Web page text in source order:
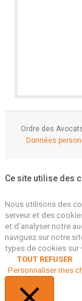
Ordre des
Données
Ce site utilise des
Nous utilisons des
serveur et des
et d’analyser notre
naviguez sur notre
types de cookies sur
TOUT REFUSER
Personnaliser mes